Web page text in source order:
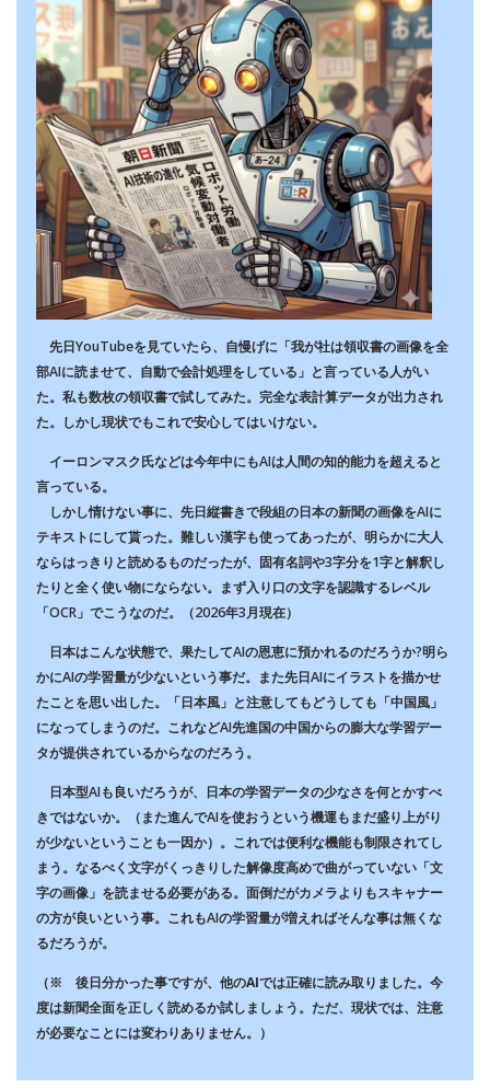
先日YouTubeを見ていたら、自慢げに「我が社は領収書の画像を全
部AIに読ませて、自動で会計処理をしている」と言っている人がい
た。私も数枚の領収書で試してみた。完全な表計算データが出力され
た。しかし現状でもこれで安心してはいけない。
イーロンマスク氏などは今年中にもAIは人間の知的能力を超えると
言っている。
しかし情けない事に、先日縦書きで段組の日本の新聞の画像をAIに
テキストにして貰った。難しい漢字も使ってあったが、明らかに大人
ならはっきりと読めるものだったが、固有名詞や3字分を1字と解釈し
たりと全く使い物にならない。まず入り口の文字を認識するレベル
「OCR」でこうなのだ。（2026年3月現在）
日本はこんな状態で、果たしてAIの恩恵に預かれるのだろうか?明ら
かにAIの学習量が少ないという事だ。また先日AIにイラストを描かせ
たことを思い出した。「日本風」と注意してもどうしても「中国風」
になってしまうのだ。これなどAI先進国の中国からの膨大な学習デー
タが提供されているからなのだろう。
日本型AIも良いだろうが、日本の学習データの少なさを何とかすべ
きではないか。（また進んでAIを使おうという機運もまだ盛り上がり
が少ないということも一因か）。これでは便利な機能も制限されてし
まう。なるべく文字がくっきりした解像度高めで曲がっていない「文
字の画像」を読ませる必要がある。面倒だがカメラよりもスキャナー
の方が良いという事。これもAIの学習量が増えればそんな事は無くな
るだろうが。
（※ 後日分かった事ですが、他のAIでは正確に読み取りました。今
度は新聞全面を正しく読めるか試しましょう。ただ、現状では、注意
が必要なことには変わりありません。）